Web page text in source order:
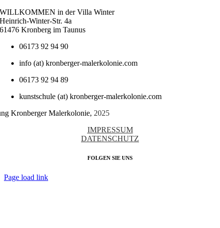
WILLKOMMEN in der Villa Winter
Heinrich-Winter-Str. 4a
61476 Kronberg im Taunus
06173 92 94 90
info (at) kronberger-malerkolonie.com
06173 92 94 89
kunstschule (at) kronberger-malerkolonie.com
Kronberger Malerkolonie, 2025
IMPRESSUM
DATENSCHUTZ
FOLGEN SIE UNS
Page load link